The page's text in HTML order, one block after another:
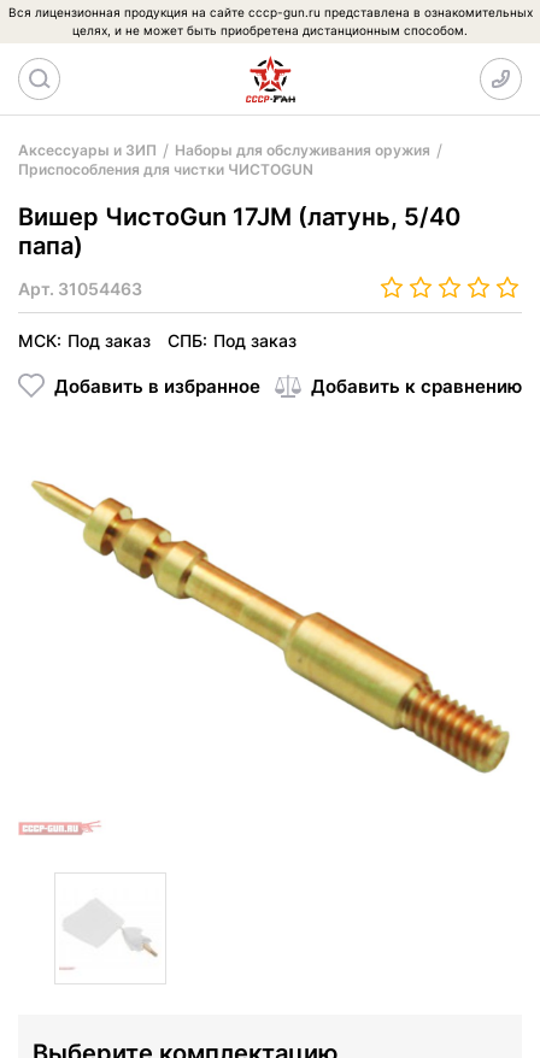
Вся лицензионная продукция на сайте cccp-gun.ru представлена в ознакомительных
целях, и не может быть приобретена дистанционным способом.
Аксессуары и ЗИП
Наборы для обслуживания оружия
Приспособления для чистки ЧИСТОGUN
Вишер ЧистоGun 17JM (латунь, 5/40
папа)
Арт. 31054463
МСК: Под заказ СПБ: Под заказ
Добавить в избранное Добавить к сравнению